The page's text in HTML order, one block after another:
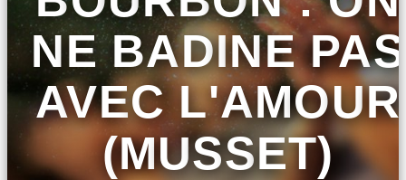
NE BADINE PAS
AVEC L'AMOUR
(MUSSET)